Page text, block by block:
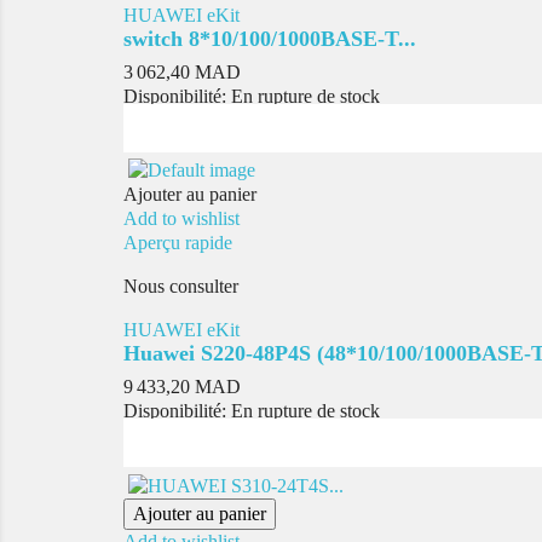
HUAWEI eKit
switch 8*10/100/1000BASE-T...
Prix
3 062,40 MAD
Disponibilité: En rupture de stock
Ajouter au panier
Add to wishlist
Aperçu rapide
Nous consulter
HUAWEI eKit
Huawei S220-48P4S (48*10/100/1000BASE-
Prix
9 433,20 MAD
Disponibilité: En rupture de stock
Ajouter au panier